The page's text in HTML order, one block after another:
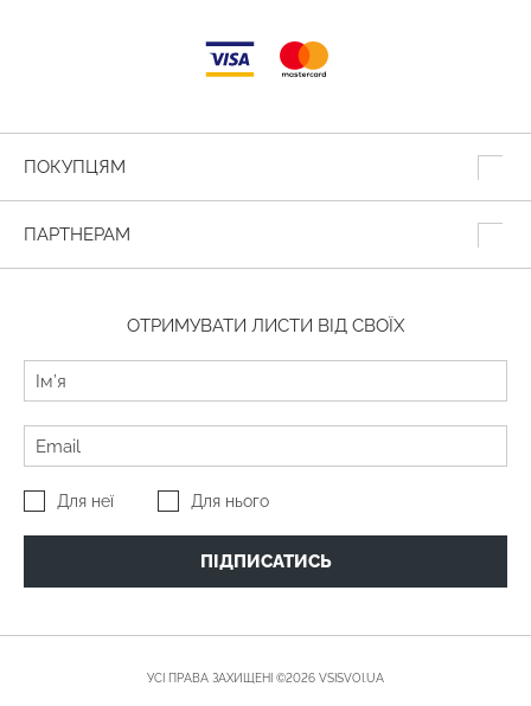
ПОКУПЦЯМ
ПАРТНЕРАМ
ОТРИМУВАТИ ЛИСТИ ВІД СВОЇХ
Для неї Для нього
ПІДПИСАТИСЬ
УСІ ПРАВА ЗАХИЩЕНІ ©2026 VSISVOI.UA